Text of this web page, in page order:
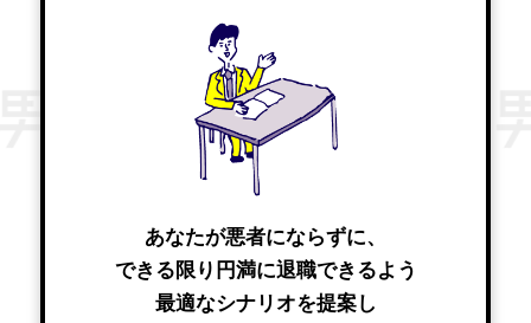
あなたが悪者にならずに、
できる限り円満に退職できるよう
最適なシナリオを提案し